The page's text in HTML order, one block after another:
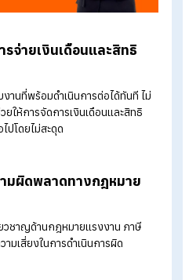
งินเดือน” สามารถเป็น “ทางออกสำคั
เนื่องของงานได้อย่างมีประสิทธิภาพ